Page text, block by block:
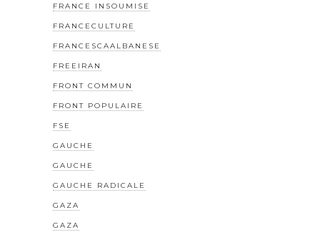
FRANCE INSOUMISE
FRANCECULTURE
FRANCESCAALBANESE
FREEIRAN
FRONT COMMUN
FRONT POPULAIRE
FSE
GAUCHE
GAUCHE
GAUCHE RADICALE
GAZA
GAZA